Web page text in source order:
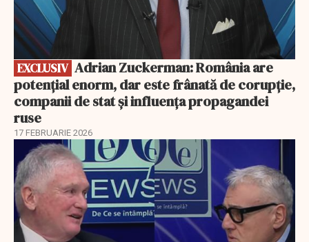
EXCLUSIV
potențial enorm, dar este frânată de corupție,
companii de stat și influența propagandei
ruse
17 FEBRUARIE 2026
EXCLUSIV